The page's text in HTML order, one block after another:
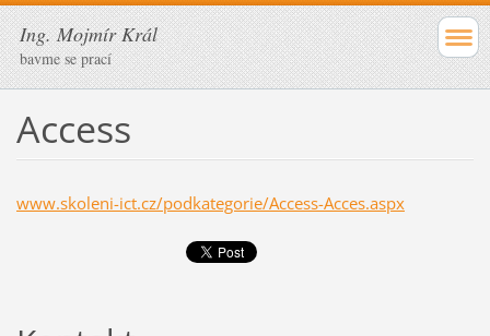
Ing. Mojmír Král
bavme se prací
Access
www.skoleni-ict.cz/podkategorie/Access-Acces.aspx